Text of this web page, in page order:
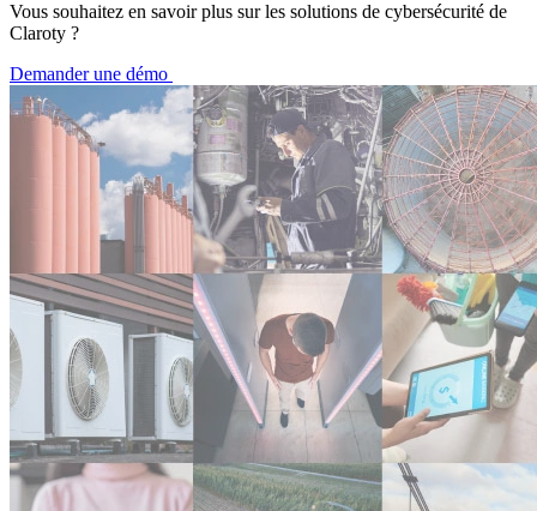
Vous souhaitez en savoir plus sur les solutions de cybersécurité de
Claroty ?
Demander une démo